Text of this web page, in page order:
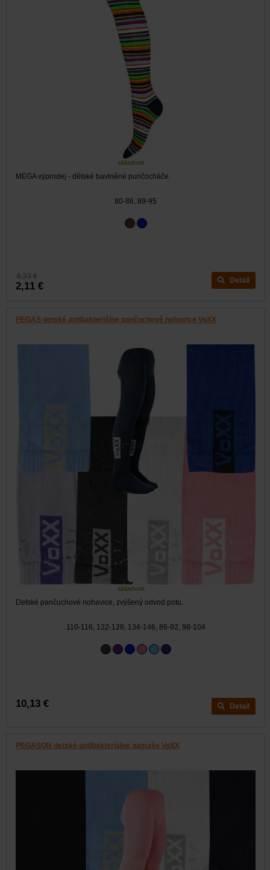
skladom
MEGA výprodej - dětské bavlněné punčocháče
80-86, 89-95
6,33 €
2,11 € Detail
PEGAS detské antibakteriálne pančuchové nohavice VoXX
skladom
Detské pančuchové nohavice, zvýšený odvod potu.
110-116, 122-128, 134-146, 86-92, 98-104
10,13 € Detail
PEGASON detské antibakteriálne gamaše VoXX